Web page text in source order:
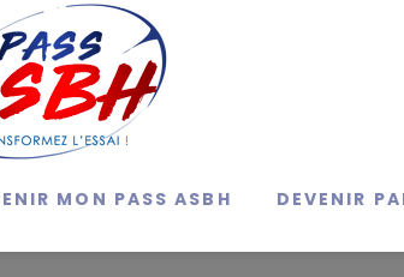
MON PASS ASBH DEVENIR